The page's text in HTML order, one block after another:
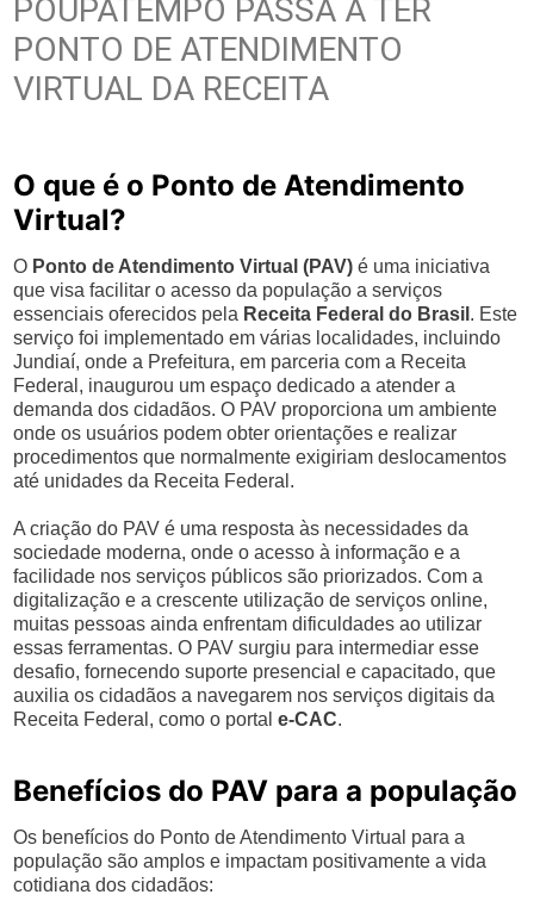
POUPATEMPO PASSA A TER
PONTO DE ATENDIMENTO
VIRTUAL DA RECEITA
O que é o Ponto de Atendimento
Virtual?
O Ponto de Atendimento Virtual (PAV) é uma iniciativa
que visa facilitar o acesso da população a serviços
essenciais oferecidos pela Receita Federal do Brasil . Este
serviço foi implementado em várias localidades, incluindo
Jundiaí, onde a Prefeitura, em parceria com a Receita
Federal, inaugurou um espaço dedicado a atender a
demanda dos cidadãos. O PAV proporciona um ambiente
onde os usuários podem obter orientações e realizar
procedimentos que normalmente exigiriam deslocamentos
até unidades da Receita Federal.
A criação do PAV é uma resposta às necessidades da
sociedade moderna, onde o acesso à informação e a
facilidade nos serviços públicos são priorizados. Com a
digitalização e a crescente utilização de serviços online,
muitas pessoas ainda enfrentam dificuldades ao utilizar
essas ferramentas. O PAV surgiu para intermediar esse
desafio, fornecendo suporte presencial e capacitado, que
auxilia os cidadãos a navegarem nos serviços digitais da
Receita Federal, como o portale-CAC.
Benefícios do PAV para a população
Os benefícios do Ponto de Atendimento Virtual para a
população são amplos e impactam positivamente a vida
cotidiana dos cidadãos: